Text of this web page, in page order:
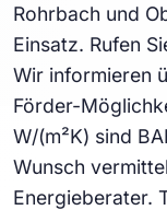
Rohrbach und
Einsatz. Rufen
Wir informieren
Förder-
W/(m²K) sind
Wunsch
Energieberater.